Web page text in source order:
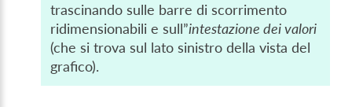
trascinando sulle barre di scorrimento
ridimensionabili e sull”intestazione dei valori
(che si trova sul lato sinistro della vista del
grafico).